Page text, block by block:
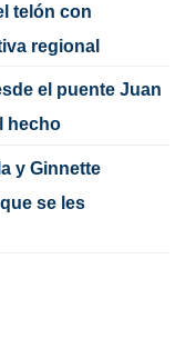
telón con
regional
el puente Juan
hecho
y Ginnette
se les